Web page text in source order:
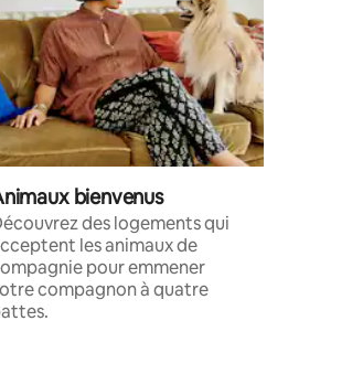
bienvenus
des logements qui
les animaux de
pour emmener
compagnon à quatre